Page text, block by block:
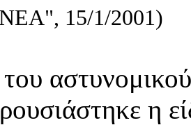
15/1/2001)
η